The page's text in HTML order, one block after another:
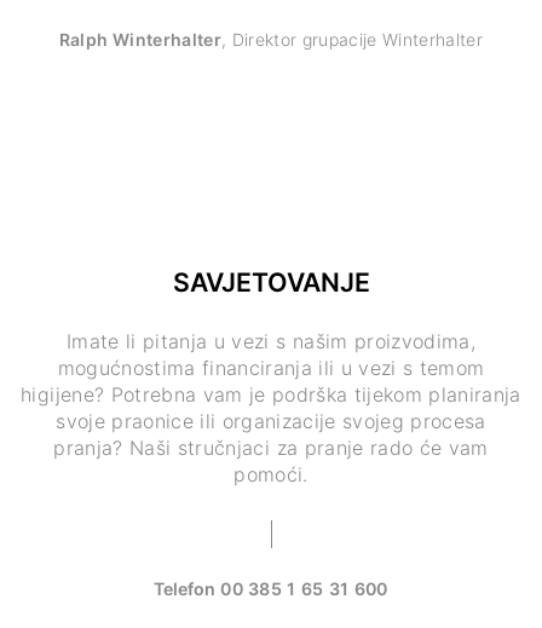
Ralph Winterhalter, Direktor grupacije Winterhalter
SAVJETOVANJE
Imate li pitanja u vezi s našim proizvodima,
mogućnostima financiranja ili u vezi s temom
higijene? Potrebna vam je podrška tijekom planiranja
svoje praonice ili organizacije svojeg procesa
pranja? Naši stručnjaci za pranje rado će vam
pomoći.
Telefon00 385 1 65 31 600